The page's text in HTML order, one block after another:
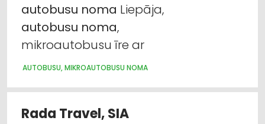
autobusu noma Liepāja,
autobusu noma,
mikroautobusu īre ar
AUTOBUSU, MIKROAUTOBUSU NOMA
Rada Travel, SIA